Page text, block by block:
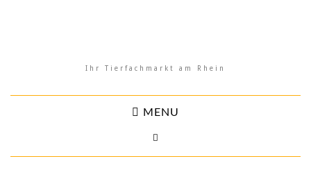
Ihr Tierfachmarkt am Rhein
MENU